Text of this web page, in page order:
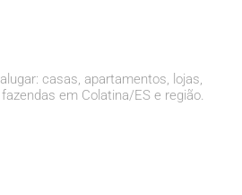
casas, apartamentos, lojas,
em Colatina/ES e região.